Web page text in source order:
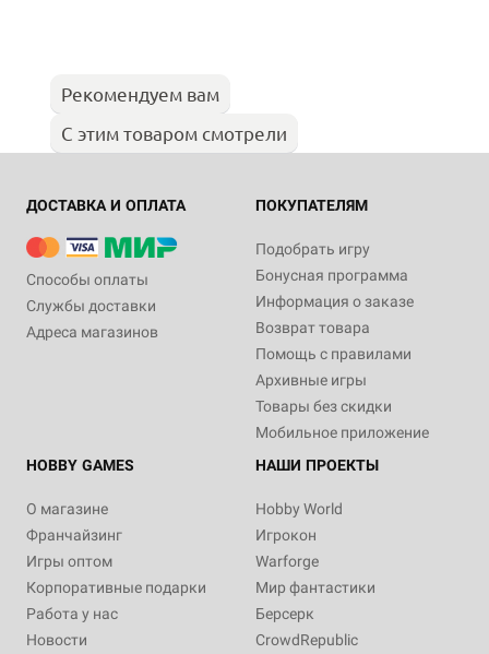
Рекомендуем вам
С этим товаром смотрели
ДОСТАВКА И ОПЛАТА
Способы оплаты
Службы доставки
Адреса магазинов
ПОКУПАТЕЛЯМ
Подобрать игру
Бонусная программа
Информация о заказе
Возврат товара
Помощь с правилами
Архивные игры
Товары без скидки
Мобильное приложение
HOBBY GAMES
О магазине
Франчайзинг
Игры оптом
Корпоративные подарки
Работа у нас
Новости
НАШИ ПРОЕКТЫ
Hobby World
Игрокон
Warforge
Мир фантастики
Берсерк
CrowdRepublic